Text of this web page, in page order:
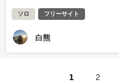
ソロ フリーサイト
白熊
1 2